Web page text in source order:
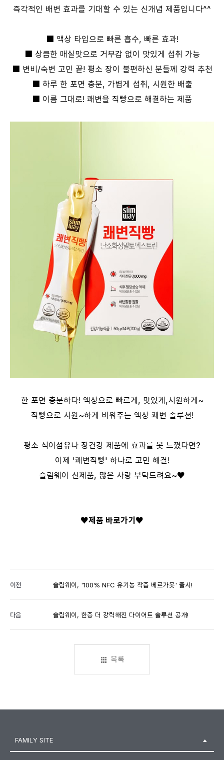
즉각적인 배변 효과를 기대할 수 있는 신개념 제품입니다^^
■ 액상 타입으로 빠른 흡수, 빠른 효과!
■ 상큼한 매실맛으로 거부감 없이 맛있게 섭취 가능
■ 변비/숙변 고민 끝! 평소 장이 불편하신 분들께 강력 추천
■ 하루 한 포면 충분, 가볍게 섭취, 시원한 배출
■ 이름 그대로! 쾌변을 직빵으로 해결하는 제품
한 포면 충분하다! 액상으로 빠르게, 맛있게,시원하게~
직빵으로 시원~하게 비워주는 액상 쾌변 솔루션!
평소 식이섬유나 장건강 제품에 효과를 못 느꼈다면?
이제 '쾌변직빵' 하나로 고민 해결!
슬림웨이 신제품, 많은 사랑 부탁드려요~♥
♥제품 바로가기♥
이전 슬림웨이, '100% NFC 유기농 착즙 베르가못' 출시!
다음 슬림웨이, 한층 더 강력해진 다이어트 솔루션 공개!
목록
FAMILY SITE